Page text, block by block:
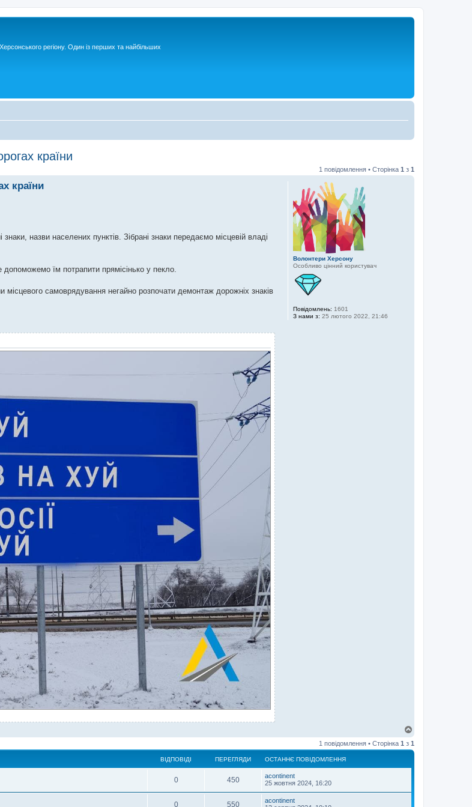
регіону. Один із перших та найбільших
країни
1 повідомлення • Сторінка 1 з 1
Волонтери Херсону
Особливо цінний користувач
Повідомлень: 1601
З нами з: 25 лютого 2022, 21:46
країни
назви населених пунктів. Зібрані знаки передаємо місцевій владі
допоможемо їм потрапити прямісінько у пекло.
місцевого самоврядування негайно розпочати демонтаж дорожніх знаків
г
о
1 повідомлення • Сторінка 1 з 1
ВІДПОВІДІ ПЕРЕГЛЯДИ ОСТАННЄ ПОВІДОМЛЕННЯ
0 450
acontinent
25 жовтня 2024, 16:20
0 550
acontinent